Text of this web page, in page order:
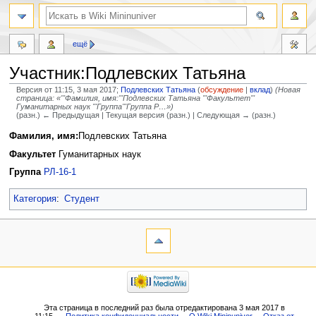
Участник:Подлевских Татьяна
Версия от 11:15, 3 мая 2017; Подлевских Татьяна (обсуждение |вклад) (Новая
страница: «'''Фамилия, имя:'''Подлевских Татьяна '''Факультет'''
Гуманитарных наук '''Группа'''Группа Р…»)
(разн.) ← Предыдущая | Текущая версия (разн.) | Следующая → (разн.)
Перейти
к
навигации
Перейти
к
поиску
Фамилия, имя: Подлевских Татьяна
ФакультетГуманитарных наук
ГруппаРЛ-16-1
Категория: Студент
ещё
Эта страница в последний раз была отредактирована 3 мая 2017 в